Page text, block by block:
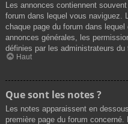
Les annonces contiennent
forum dans lequel vous naviguez.
chaque page du forum dans
annonces générales, les
définies par les administrateurs du
Haut
Que sont les notes ?
Les notes apparaissent en
première page du forum